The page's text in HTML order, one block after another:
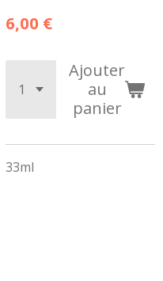
6,00 €
Ajouter
au
panier
33ml